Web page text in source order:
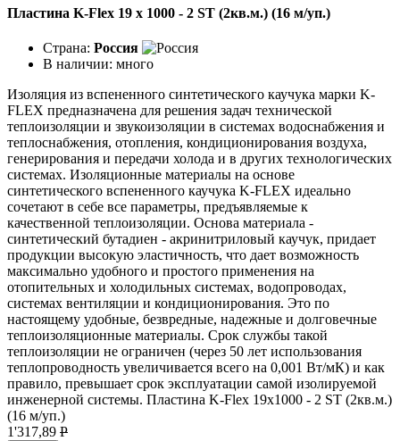
Пластина K-Flex 19 х 1000 - 2 ST (2кв.м.) (16 м/уп.)
Страна: Россия
В наличии: много
Изоляция из вспененного синтетического каучука марки K-
FLEX предназначена для решения задач технической
теплоизоляции и звукоизоляции в системах водоснабжения и
теплоснабжения, отопления, кондиционирования воздуха,
генерирования и передачи холода и в других технологических
системах. Изоляционные материалы на основе
синтетического вспененного каучука K-FLEX идеально
сочетают в себе все параметры, предъявляемые к
качественной теплоизоляции. Основа материала -
синтетический бутадиен - акринитриловый каучук, придает
продукции высокую эластичность, что дает возможность
максимально удобного и простого применения на
отопительных и холодильных системах, водопроводах,
системах вентиляции и кондиционирования. Это по
настоящему удобные, безвредные, надежные и долговечные
теплоизоляционные материалы. Срок службы такой
теплоизоляции не ограничен (через 50 лет использования
теплопроводность увеличивается всего на 0,001 Вт/мК) и как
правило, превышает срок эксплуатации самой изолируемой
инженерной системы. Пластина K-Flex 19х1000 - 2 ST (2кв.м.)
(16 м/уп.)
1'317,89 P